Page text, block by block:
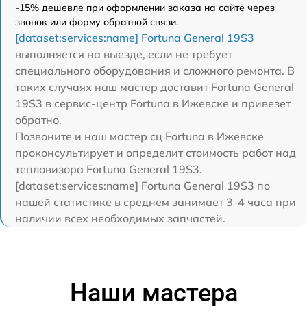
-15% дешевле при оформлении заказа на сайте через
звонок или форму обратной связи.
[dataset:services:name] Fortuna General 19S3
выполняется на выезде, если не требует
специального оборудования и сложного ремонта. В
таких случаях наш мастер доставит Fortuna General
19S3 в сервис-центр Fortuna в Ижевске и привезет
обратно.
Позвоните и наш мастер сц Fortuna в Ижевске
проконсультирует и определит стоимость работ над
тепловизора Fortuna General 19S3.
[dataset:services:name] Fortuna General 19S3 по
нашей статистике в среднем занимает 3-4 часа при
наличии всех необходимых запчастей.
Наши мастера